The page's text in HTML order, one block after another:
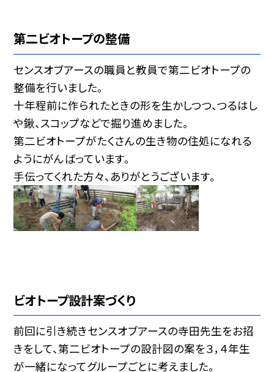
第二ビオトープの整備
センスオブアースの職員と教員で第二ビオトープの
整備を行いました。
十年程前に作られたときの形を生かしつつ、つるはし
や鍬、スコップなどで掘り進めました。
第二ビオトープがたくさんの生き物の住処になれる
ようにがんばっています。
手伝ってくれた方々、ありがとうございます。
ビオトープ設計案づくり
前回に引き続きセンスオブアースの寺田先生をお招
きをして、第二ビオトープの設計図の案を３，４年生
が一緒になってグループごとに考えました。